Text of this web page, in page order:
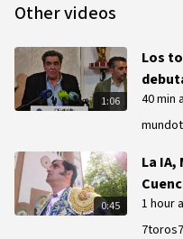
Other videos
1:06
Los
plaza
40 min
0:45
7toros7
La
1 hour